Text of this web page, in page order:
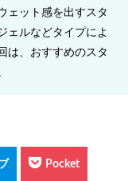
ェット感を出すスタ
ェルなどタイプによ
は、おすすめのスタ